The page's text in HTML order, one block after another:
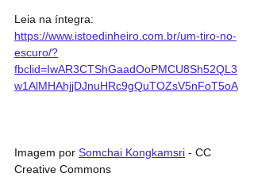
Leia na íntegra:
https://www.istoedinheiro.com.br/um-tiro-no-
escuro/?
fbclid=IwAR3CTShGaadOoPMCU8Sh52QL3
w1AlMHAhjjDJnuHRc9gQuTOZsV5nFoT5oA
Imagem por Somchai Kongkamsri - CC
Creative Commons